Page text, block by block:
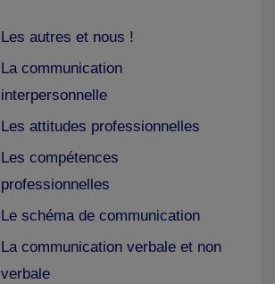
Les autres et nous !
La communication
interpersonnelle
Les attitudes professionnelles
Les compétences
professionnelles
Le schéma de communication
La communication verbale et non
verbale